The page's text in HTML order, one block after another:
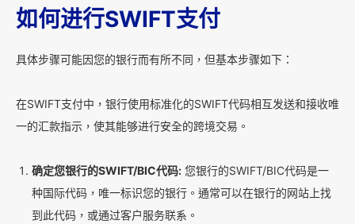
如何进行SWIFT支付
具体步骤可能因您的银行而有所不同，但基本步骤如下：
在SWIFT支付中，银行使用标准化的SWIFT代码相互发送和接收唯
一的汇款指示，使其能够进行安全的跨境交易。
确定您银行的SWIFT/BIC代码: 您银行的SWIFT/BIC代码是一
种国际代码，唯一标识您的银行。通常可以在银行的网站上找
到此代码，或通过客户服务联系。